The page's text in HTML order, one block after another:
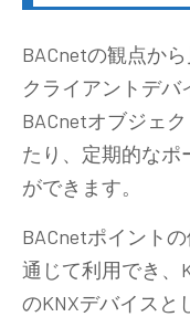
BACnetの観点か
クライアントデバ
BACnetオブジェ
たり、定期的なポ
ができます。
BACnetポイント
通じて利用でき、
のKNXデバイスと